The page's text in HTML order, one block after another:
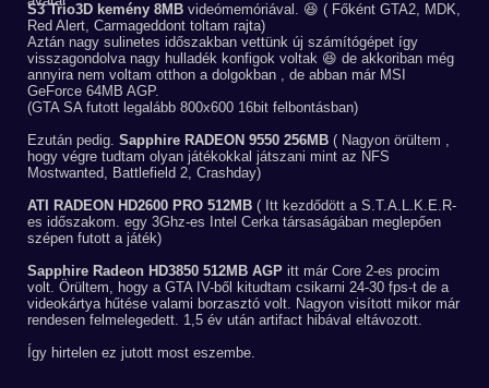
S3 Trio3D kemény 8MB videómemóriával. 😆 ( Főként GTA2, MDK,
Red Alert, Carmageddont toltam rajta)
Aztán nagy sulinetes időszakban vettünk új számítógépet így
visszagondolva nagy hulladék konfigok voltak 😆 de akkoriban még
annyira nem voltam otthon a dolgokban , de abban már MSI
GeForce 64MB AGP.
(GTA SA futott legalább 800x600 16bit felbontásban)
Ezután pedig. Sapphire RADEON 9550 256MB ( Nagyon örültem ,
hogy végre tudtam olyan játékokkal játszani mint az NFS
Mostwanted, Battlefield 2, Crashday)
ATI RADEON HD2600 PRO 512MB ( Itt kezdődött a S.T.A.L.K.E.R-
es időszakom. egy 3Ghz-es Intel Cerka társaságában meglepően
szépen futott a játék)
Sapphire Radeon HD3850 512MB AGP itt már Core 2-es procim
volt. Örültem, hogy a GTA IV-ből kitudtam csikarni 24-30 fps-t de a
videokártya hűtése valami borzasztó volt. Nagyon visított mikor már
rendesen felmelegedett. 1,5 év után artifact hibával eltávozott.
Így hirtelen ez jutott most eszembe.